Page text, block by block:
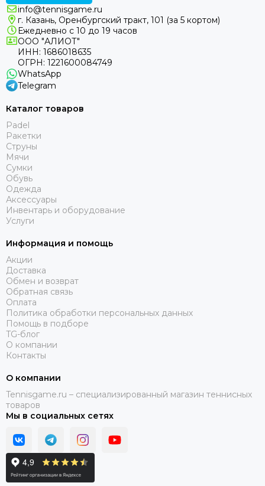
info@tennisgame.ru
г. Казань, Оренбургский тракт, 101 (за 5 кортом)
Ежедневно с 10 до 19 часов
ООО "АЛИОТ"
ИНН: 1686018635
ОГРН: 1221600084749
WhatsApp
Telegram
Каталог товаров
Padel
Ракетки
Струны
Мячи
Сумки
Обувь
Одежда
Аксессуары
Инвентарь и оборудование
Услуги
Информация и помощь
Акции
Доставка
Обмен и возврат
Обратная связь
Оплата
Политика обработки персональных данных
Помощь в подборе
TG-блог
О компании
Контакты
О компании
Tennisgame.ru – специализированный магазин теннисных
товаров
Мы в социальных сетях